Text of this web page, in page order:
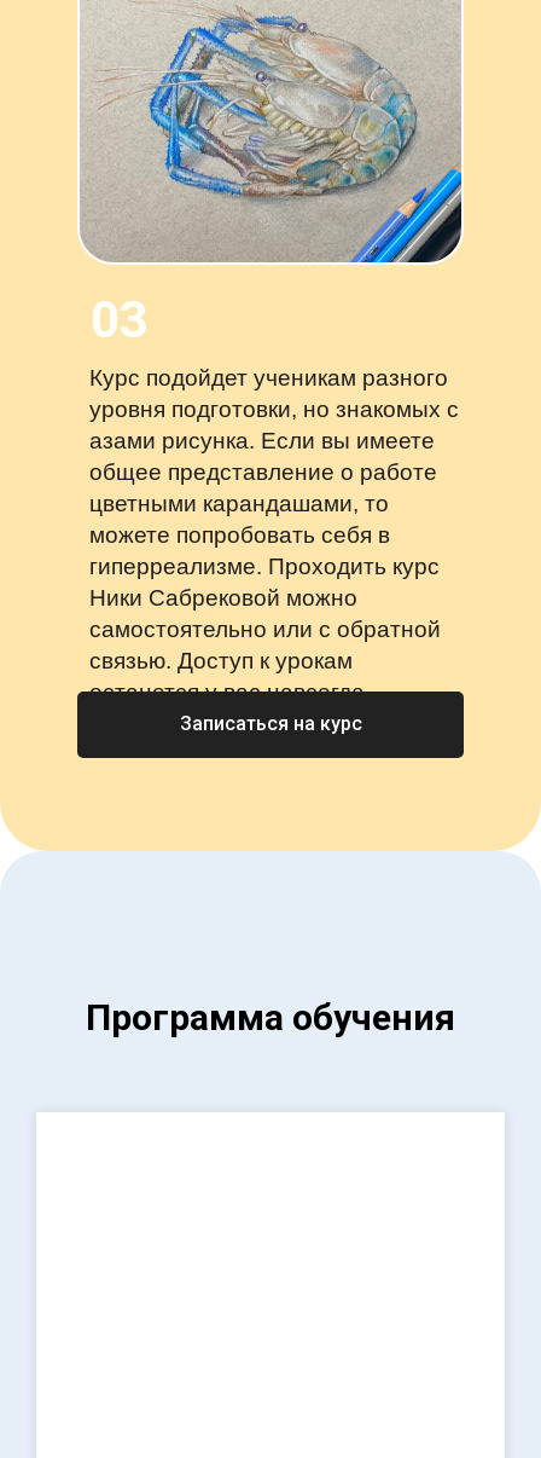
Курс подойдет ученикам разного
уровня подготовки, но знакомых с
азами рисунка. Если вы имеете
общее представление о работе
цветными карандашами, то
можете попробовать себя в
гиперреализме. Проходить курс
Ники Сабрековой можно
самостоятельно или с обратной
связью. Доступ к урокам
останется у вас навсегда.
03
Записаться на курс
Программа обучения